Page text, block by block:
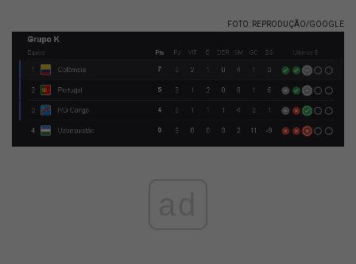
FOTO: REPRODUÇÃO/GOOGLE